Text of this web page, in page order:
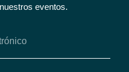
eventos.